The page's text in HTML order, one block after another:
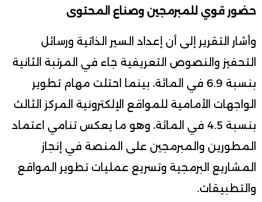
حضور قوي للمبرمجين وصناع المحتوى
وأشار التقرير إلى أن إعداد السير الذاتية ورسائل
التحفيز والنصوص التعريفية جاء في المرتبة الثانية
بنسبة 6.9 في المائة، بينما احتلت مهام تطوير
الواجهات الأمامية للمواقع الإلكترونية المركز الثالث
بنسبة 4.5 في المائة، وهو ما يعكس تنامي اعتماد
المطورين والمبرمجين على المنصة في إنجاز
المشاريع البرمجية وتسريع عمليات تطوير المواقع
والتطبيقات.